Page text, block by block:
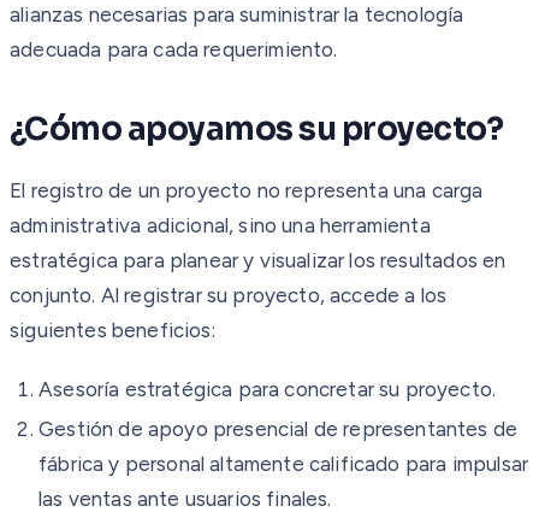
alianzas necesarias para suministrar la tecnología
adecuada para cada requerimiento.
¿Cómo apoyamos su proyecto?
El registro de un proyecto no representa una carga
administrativa adicional, sino una herramienta
estratégica para planear y visualizar los resultados en
conjunto. Al registrar su proyecto, accede a los
siguientes beneficios:
Asesoría estratégica para concretar su proyecto.
Gestión de apoyo presencial de representantes de
fábrica y personal altamente calificado para impulsar
las ventas ante usuarios finales.